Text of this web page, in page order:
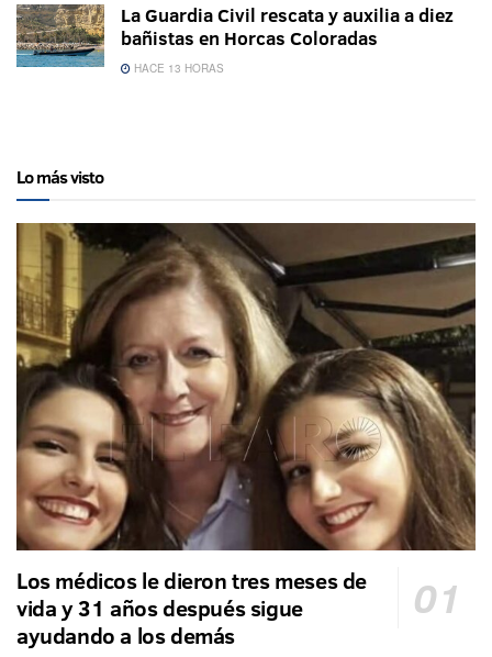
La Guardia Civil rescata y auxilia a diez
bañistas en Horcas Coloradas
HACE 13 HORAS
Lo más visto
Los médicos le dieron tres meses de
vida y 31 años después sigue
ayudando a los demás